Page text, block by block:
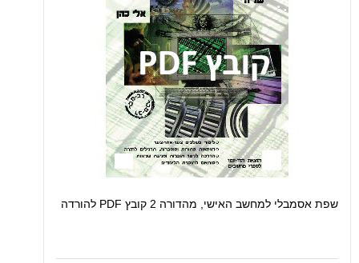
שפת אסמבלי למחשב האישי, מהדורה 2 קובץ PDF להורדה